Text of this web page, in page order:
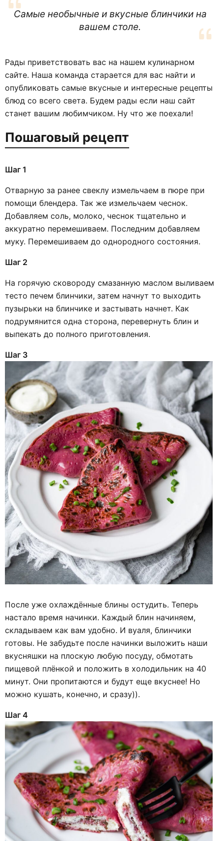
Самые необычные и вкусные блинчики на
вашем столе.
Рады приветствовать вас на нашем кулинарном
сайте. Наша команда старается для вас найти и
опубликовать самые вкусные и интересные рецепты
блюд со всего света. Будем рады если наш сайт
станет вашим любимчиком. Ну что же поехали!
Пошаговый рецепт
Шаг 1
Отварную за ранее свеклу измельчаем в пюре при
помощи блендера. Так же измельчаем чеснок.
Добавляем соль, молоко, чеснок тщательно и
аккуратно перемешиваем. Последним добавляем
муку. Перемешиваем до однородного состояния.
Шаг 2
На горячую сковороду смазанную маслом выливаем
тесто печем блинчики, затем начнут то выходить
пузырьки на блинчике и застывать начнет. Как
подрумянится одна сторона, перевернуть блин и
выпекать до полного приготовления.
Шаг 3
После уже охлаждённые блины остудить. Теперь
настало время начинки. Каждый блин начиняем,
складываем как вам удобно. И вуаля, блинчики
готовы. Не забудьте после начинки выложить наши
вкусняшки на плоскую любую посуду, обмотать
пищевой плёнкой и положить в холодильник на 40
минут. Они пропитаются и будут еще вкуснее! Но
можно кушать, конечно, и сразу)).
Шаг 4